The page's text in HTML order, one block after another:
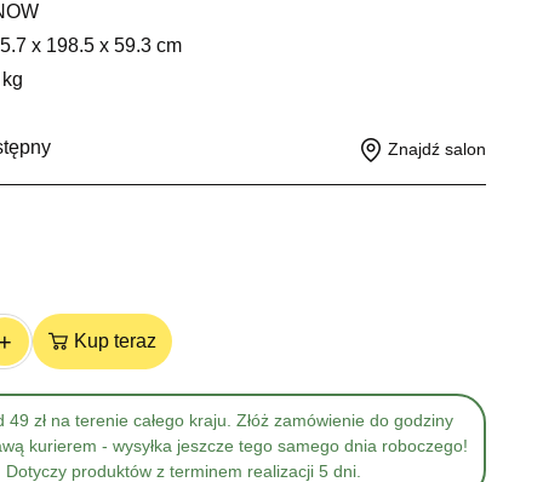
x 198.5 x 59.3 cm
Znajdź salon
+ Kup teraz
49 zł na terenie całego kraju. Złóż zamówienie do godziny
kurierem - wysyłka jeszcze tego samego dnia roboczego!
Dotyczy produktów z terminem realizacji 5 dni.